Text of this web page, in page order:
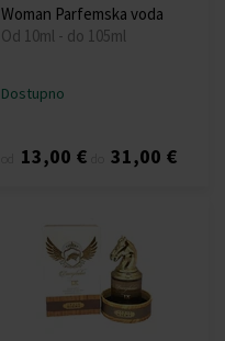
Woman Parfemska voda
Od 10ml - do 105ml
Dostupno
13,00 € 31,00 €